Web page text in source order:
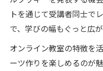
トを通じて受講者同士で
で、学びの幅もぐっと広が
オンライン教室の特徴を
ーツ作りを楽しめるのが